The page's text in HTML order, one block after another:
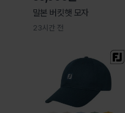
말본 버킷햇 모자
23시간 전